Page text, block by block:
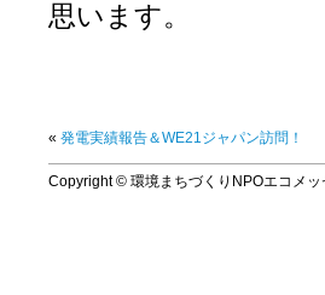
思います。
« 発電実績報告＆WE21ジャパン訪問！
Copyright © 環境まちづくりNPOエコメ